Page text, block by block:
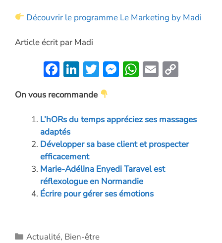
Découvrir le programme Le Marketing by Madi
Article écrit par Madi
F
e
b
o
o
k
Li
k
e
n
T
w
itt
er
M
n
er
W
s
p
p
E
l y
n
On vous recommande
L’hORs du temps appréciez ses massages
adaptés
Développer sa base client et prospecter
efficacement
Marie-Adélina Enyedi Taravel est
réflexologue en Normandie
Écrire pour gérer ses émotions
Catégories
Actualité, Bien-être